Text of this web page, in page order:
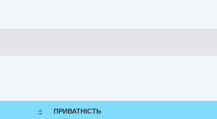
ПРИВАТНІСТЬ